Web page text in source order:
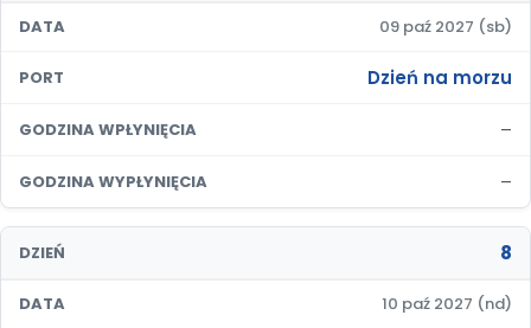
DATA 09 paź 2027 (sb)
PORT Dzień na morzu
GODZINA WPŁYNIĘCIA –
GODZINA WYPŁYNIĘCIA –
DZIEŃ 8
DATA 10 paź 2027 (nd)